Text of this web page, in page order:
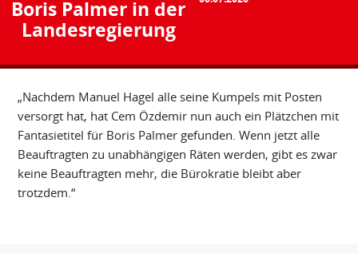
Boris Palmer in der
Landesregierung
„Nachdem Manuel Hagel alle seine Kumpels mit Posten
versorgt hat, hat Cem Özdemir nun auch ein Plätzchen mit
Fantasietitel für Boris Palmer gefunden. Wenn jetzt alle
Beauftragten zu unabhängigen Räten werden, gibt es zwar
keine Beauftragten mehr, die Bürokratie bleibt aber
trotzdem.“